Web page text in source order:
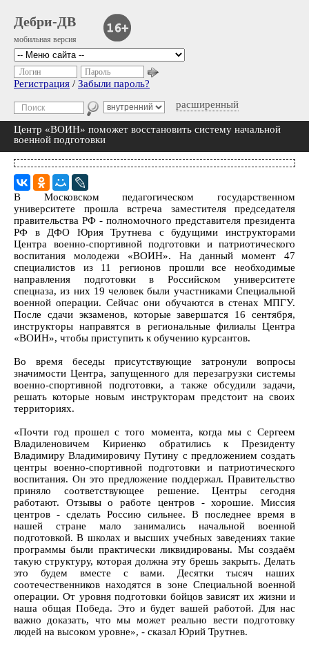
Дебри-ДВ
мобильная версия
расширенный
Логин Пароль
Регистрация / Забыли пароль?
Центр «ВОИН» поможет восстановить систему начальной
военной подготовки
В Московском педагогическом государственном
университете прошла встреча заместителя председателя
правительства РФ - полномочного представителя президента
РФ в ДФО Юрия Трутнева с будущими инструкторами
Центра военно-спортивной подготовки и патриотического
воспитания молодежи «ВОИН». На данный момент 47
специалистов из 11 регионов прошли все необходимые
направления подготовки в Российском университете
спецназа, из них 19 человек были участниками Специальной
военной операции. Сейчас они обучаются в стенах МПГУ.
После сдачи экзаменов, которые завершатся 16 сентября,
инструкторы направятся в региональные филиалы Центра
«ВОИН», чтобы приступить к обучению курсантов.
Во время беседы присутствующие затронули вопросы
значимости Центра, запущенного для перезагрузки системы
военно-спортивной подготовки, а также обсудили задачи,
решать которые новым инструкторам предстоит на своих
территориях.
«Почти год прошел с того момента, когда мы с Сергеем
Владиленовичем Кириенко обратились к Президенту
Владимиру Владимировичу Путину с предложением создать
центры военно-спортивной подготовки и патриотического
воспитания. Он это предложение поддержал. Правительство
приняло соответствующее решение. Центры сегодня
работают. Отзывы о работе центров - хорошие. Миссия
центров - сделать Россию сильнее. В последнее время в
нашей стране мало занимались начальной военной
подготовкой. В школах и высших учебных заведениях такие
программы были практически ликвидированы. Мы создаём
такую структуру, которая должна эту брешь закрыть. Делать
это будем вместе с вами. Десятки тысяч наших
соотечественников находятся в зоне Специальной военной
операции. От уровня подготовки бойцов зависят их жизни и
наша общая Победа. Это и будет вашей работой. Для нас
важно доказать, что мы может реально вести подготовку
людей на высоком уровне», - сказал Юрий Трутнев.